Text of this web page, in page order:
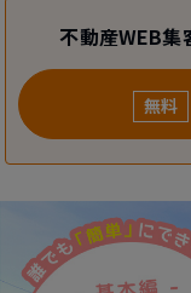
不動産WEB集
無料